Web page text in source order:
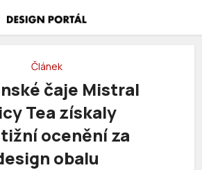
Článek
čaje Mistral
Tea získaly
ocenění za
obalu